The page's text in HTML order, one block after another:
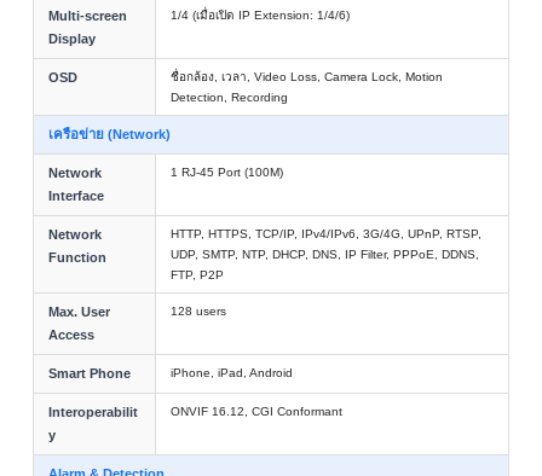
Multi-screen
Display
1/4 (เมื่อเปิด IP Extension: 1/4/6)
OSD
ชื่อกล้อง, เวลา, Video Loss, Camera Lock, Motion
Detection, Recording
เครือข่าย (Network)
Network
Interface
1 RJ-45 Port (100M)
Network
Function
HTTP, HTTPS, TCP/IP, IPv4/IPv6, 3G/4G, UPnP, RTSP,
UDP, SMTP, NTP, DHCP, DNS, IP Filter, PPPoE, DDNS,
FTP, P2P
Max. User
Access
128 users
Smart Phone iPhone, iPad, Android
Interoperabilit
y
ONVIF 16.12, CGI Conformant